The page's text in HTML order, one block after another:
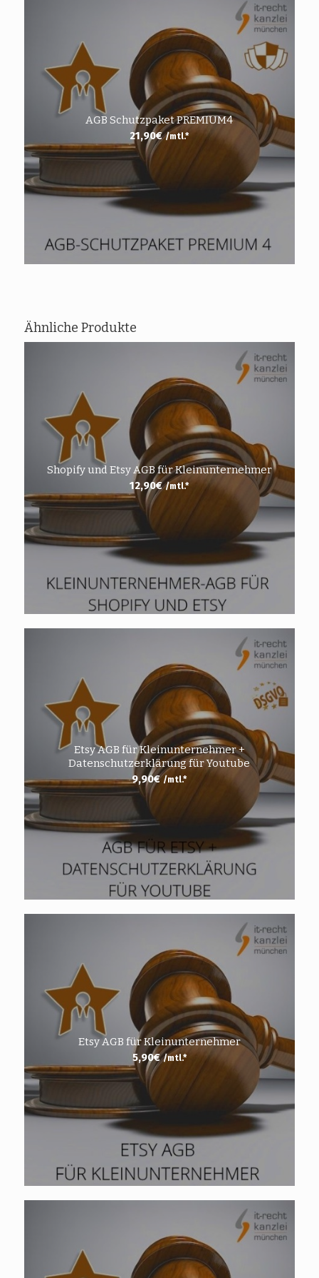
AGB Schutzpaket PREMIUM4
21,90€ /mtl.*
Ähnliche Produkte
Shopify und Etsy AGB für Kleinunternehmer
12,90€ /mtl.*
Etsy AGB für Kleinunternehmer +
Datenschutzerklärung für Youtube
9,90€ /mtl.*
Etsy AGB für Kleinunternehmer
5,90€ /mtl.*